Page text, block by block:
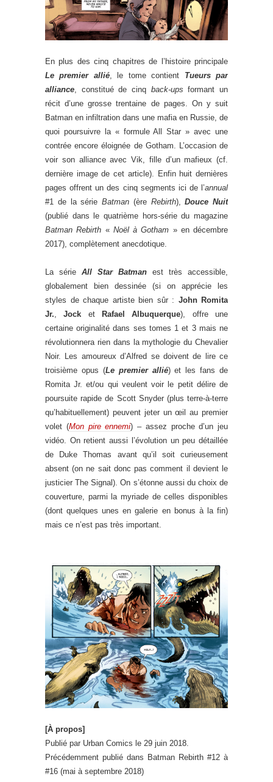
En plus des cinq chapitres de l’histoire principale
Le premier allié, le tome contient Tueurs par
alliance, constitué de cinq back-ups formant un
récit d’une grosse trentaine de pages. On y suit
Batman en infiltration dans une mafia en Russie, de
quoi poursuivre la « formule All Star » avec une
contrée encore éloignée de Gotham. L’occasion de
voir son alliance avec Vik, fille d’un mafieux (cf.
dernière image de cet article). Enfin huit dernières
pages offrent un des cinq segments ici de l’annual
#1 de la série Batman (ère Rebirth),Douce Nuit
(publié dans le quatrième hors-série du magazine
Batman Rebirth « Noël à Gotham » en décembre
2017), complètement anecdotique.
La série All Star Batman est très accessible,
globalement bien dessinée (si on apprécie les
styles de chaque artiste bien sûr : John Romita
Jr.,Jock et Rafael Albuquerque), offre une
certaine originalité dans ses tomes 1 et 3 mais ne
révolutionnera rien dans la mythologie du Chevalier
Noir. Les amoureux d’Alfred se doivent de lire ce
troisième opus (Le premier allié) et les fans de
Romita Jr. et/ou qui veulent voir le petit délire de
poursuite rapide de Scott Snyder (plus terre-à-terre
qu’habituellement) peuvent jeter un œil au premier
volet (Mon pire ennemi) – assez proche d’un jeu
vidéo. On retient aussi l’évolution un peu détaillée
de Duke Thomas avant qu’il soit curieusement
absent (on ne sait donc pas comment il devient le
justicier The Signal). On s’étonne aussi du choix de
couverture, parmi la myriade de celles disponibles
(dont quelques unes en galerie en bonus à la fin)
mais ce n’est pas très important.
[À propos]
Publié par Urban Comics le 29 juin 2018.
Précédemment publié dans Batman Rebirth #12 à
#16 (mai à septembre 2018)